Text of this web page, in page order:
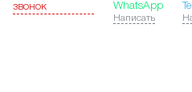
звонок
WhatsApp
Написать